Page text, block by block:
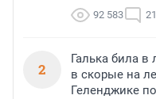
92 583
2
Галька била в
в скорые на
Геленджике